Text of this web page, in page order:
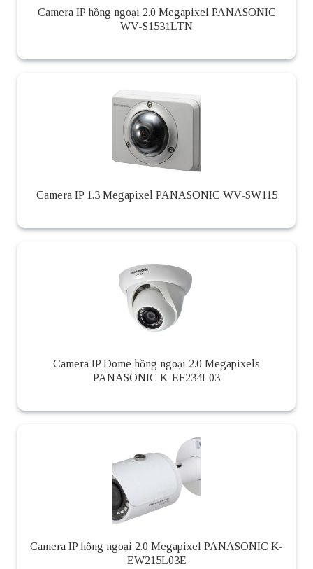
Camera IP hồng ngoại 2.0 Megapixel PANASONIC
WV-S1531LTN
Camera IP 1.3 Megapixel PANASONIC WV-SW115
Camera IP Dome hồng ngoại 2.0 Megapixels
PANASONIC K-EF234L03
Camera IP hồng ngoại 2.0 Megapixel PANASONIC K-
EW215L03E